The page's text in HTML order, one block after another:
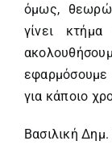
όμως, θεωρώ
γίνει
εφαρμόσουμε
για κάποιο
Βασιλική